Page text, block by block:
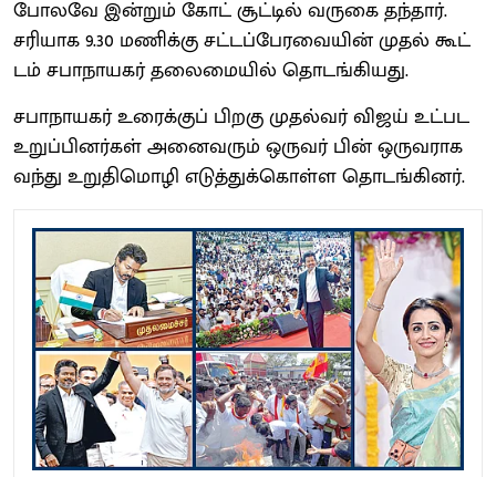
போலவே இன்றும் கோட் சூட்டில் வருகை தந்தார்.
சரியாக 9.30 மணிக்கு சட்​டப்​பேரவை​யின் முதல் கூட்​
டம் சபாநாயகர் தலைமையில் தொடங்கியது.
சபாநாயகர் உரைக்குப் பிறகு முதல்வர் விஜய் உட்பட
உறுப்பினர்கள் அனைவரும் ஒருவர் பின் ஒருவராக
வந்து உறுதிமொழி எடுத்துக்கொள்ள தொடங்கினர்.